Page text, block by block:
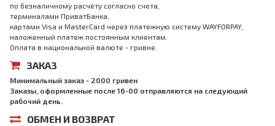
по безналичному расчёту согласно счета,
терминалами ПриватБанка,
картами Visa и MasterCard через платежную систему WAYFORPAY,
наложенный платеж постоянным клиентам.
Оплата в национальной валюте - гривне.
ЗАКАЗ
Минимальный заказ - 2000 гривен
Заказы, оформленные после 16-00 отправляются на следующий
рабочий день.
ОБМЕН И ВОЗВРАТ